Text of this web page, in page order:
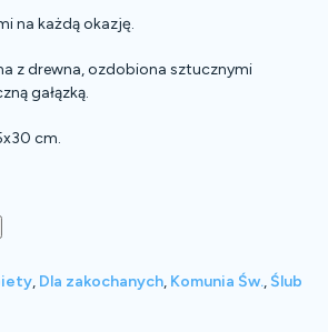
na każdą okazję.
z drewna, ozdobiona sztucznymi
gałązką.
cm.
, Dla zakochanych, Komunia Św., Ślub